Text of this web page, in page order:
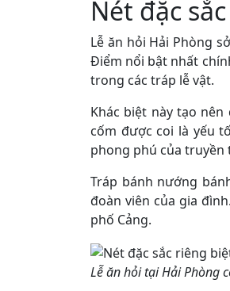
Nét đặc
Lễ ăn hỏi Hải Phòng
Điểm nổi bật nhất
trong các tráp lễ vật.
Khác biệt này tạo
cốm được coi là yếu
phong phú của truyền
Tráp bánh nướng
đoàn viên của gia
phố Cảng.
Lễ ăn hỏi tại Hải Phòng